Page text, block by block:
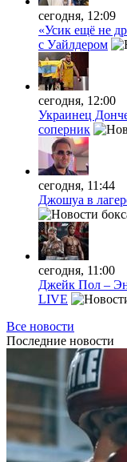
сегодня, 12:09
«Усик ещё не
с Уайлдером
сегодня, 12:00
Украинец
соперник
сегодня, 11:44
Джошуа в
сегодня, 11:00
Джейк Пол –
LIVE
Все новости
Последние новости